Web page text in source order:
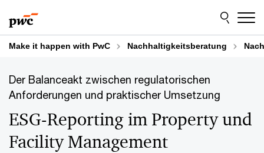
to
content
to
footer
Make it happen with PwC Nachhaltigkeitsberatung
Der Balanceakt zwischen regulatorischen
Anforderungen und praktischer Umsetzung
ESG-Reporting im Property und
Facility Management